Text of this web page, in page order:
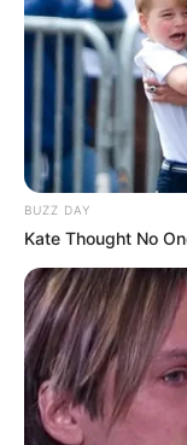
– Ki van ott?
„Ennyi, vége”
ilyen házba?
– Ki van itt?
– Jaj, de
megélhetést
– Kerestem, de
BUZZ DAY
Kate Thought No